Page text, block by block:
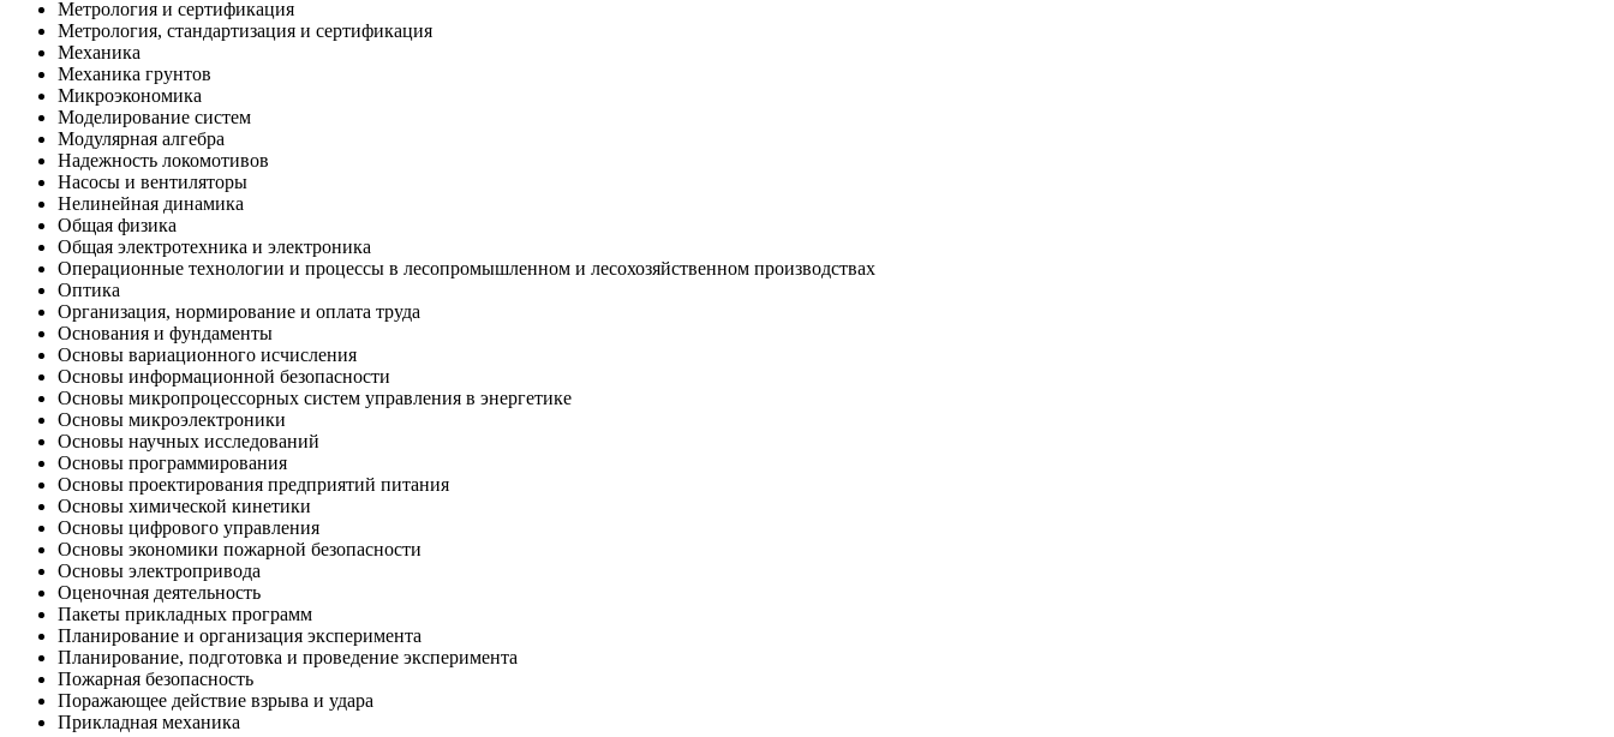
Метрология и сертификация
Метрология, стандартизация и сертификация
Механика
Механика грунтов
Микроэкономика
Моделирование систем
Модулярная алгебра
Надежность локомотивов
Насосы и вентиляторы
Нелинейная динамика
Общая физика
Общая электротехника и электроника
Операционные технологии и процессы в лесопромышленном и лесохозяйственном производствах
Оптика
Организация, нормирование и оплата труда
Основания и фундаменты
Основы вариационного исчисления
Основы информационной безопасности
Основы микропроцессорных систем управления в энергетике
Основы микроэлектроники
Основы научных исследований
Основы программирования
Основы проектирования предприятий питания
Основы химической кинетики
Основы цифрового управления
Основы экономики пожарной безопасности
Основы электропривода
Оценочная деятельность
Пакеты прикладных программ
Планирование и организация эксперимента
Планирование, подготовка и проведение эксперимента
Пожарная безопасность
Поражающее действие взрыва и удара
Прикладная механика